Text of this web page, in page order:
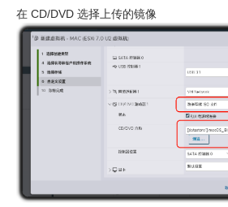
在 CD/DVD 选择上传的镜像